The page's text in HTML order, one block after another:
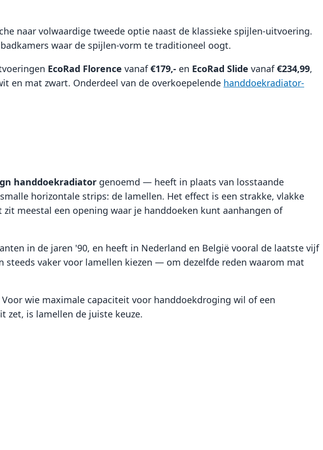
naar volwaardige tweede optie naast de klassieke spijlen-uitvoering.
waar de spijlen-vorm te traditioneel oogt.
EcoRad Florence vanaf€179,- en EcoRad Slide vanaf€234,99,
en mat zwart. Onderdeel van de overkoepelende handdoekradiator-
handdoekradiator genoemd — heeft in plaats van losstaande
horizontale strips: de lamellen. Het effect is een strakke, vlakke
meestal een opening waar je handdoeken kunt aanhangen of
in de jaren '90, en heeft in Nederland en België vooral de laatste vijf
vaker voor lamellen kiezen — om dezelfde reden waarom mat
wie maximale capaciteit voor handdoekdroging wil of een
zet, is lamellen de juiste keuze.